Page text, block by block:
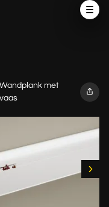
Wandplank met
vaas